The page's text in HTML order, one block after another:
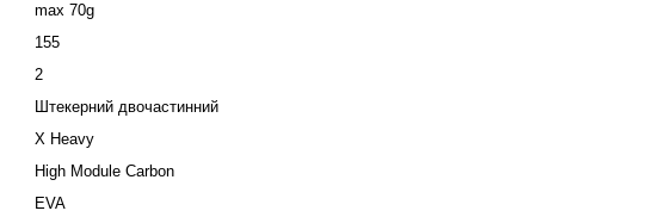
max 70g
155
2
Штекерний двочастинний
X Heavy
High Module Carbon
EVA